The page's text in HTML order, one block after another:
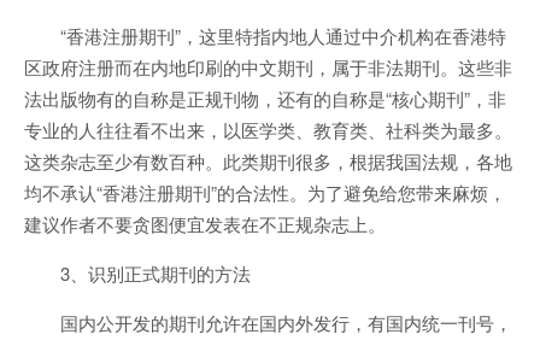
“香港注册期刊”，这里特指内地人通过中介机构在香港特
区政府注册而在内地印刷的中文期刊，属于非法期刊。这些非
法出版物有的自称是正规刊物，还有的自称是“核心期刊”，非
专业的人往往看不出来，以医学类、教育类、社科类为最多。
这类杂志至少有数百种。此类期刊很多，根据我国法规，各地
均不承认“香港注册期刊”的合法性。为了避免给您带来麻烦，
建议作者不要贪图便宜发表在不正规杂志上。
3、识别正式期刊的方法
国内公开发的期刊允许在国内外发行，有国内统一刊号，